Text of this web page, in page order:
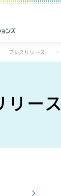
プレスリリース
リース